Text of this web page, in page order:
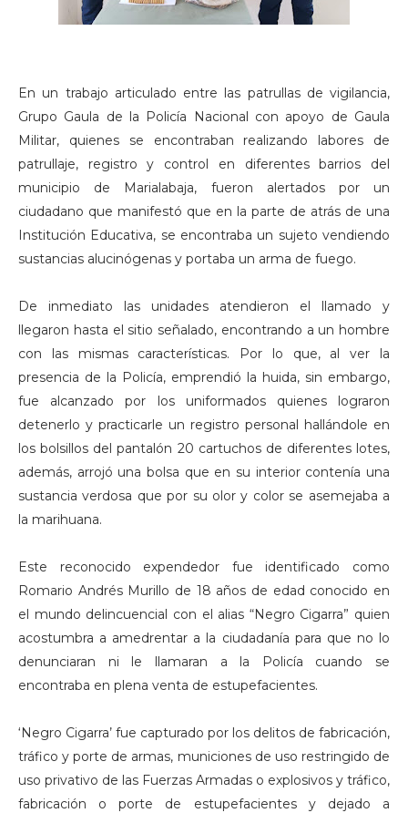
En un trabajo articulado entre las patrullas de vigilancia,
Grupo Gaula de la Policía Nacional con apoyo de Gaula
Militar, quienes se encontraban realizando labores de
patrullaje, registro y control en diferentes barrios del
municipio de Marialabaja, fueron alertados por un
ciudadano que manifestó que en la parte de atrás de una
Institución Educativa, se encontraba un sujeto vendiendo
sustancias alucinógenas y portaba un arma de fuego.
De inmediato las unidades atendieron el llamado y
llegaron hasta el sitio señalado, encontrando a un hombre
con las mismas características. Por lo que, al ver la
presencia de la Policía, emprendió la huida, sin embargo,
fue alcanzado por los uniformados quienes lograron
detenerlo y practicarle un registro personal hallándole en
los bolsillos del pantalón 20 cartuchos de diferentes lotes,
además, arrojó una bolsa que en su interior contenía una
sustancia verdosa que por su olor y color se asemejaba a
la marihuana.
Este reconocido expendedor fue identificado como
Romario Andrés Murillo de 18 años de edad conocido en
el mundo delincuencial con el alias “Negro Cigarra” quien
acostumbra a amedrentar a la ciudadanía para que no lo
denunciaran ni le llamaran a la Policía cuando se
encontraba en plena venta de estupefacientes.
‘Negro Cigarra’ fue capturado por los delitos de fabricación,
tráfico y porte de armas, municiones de uso restringido de
uso privativo de las Fuerzas Armadas o explosivos y tráfico,
fabricación o porte de estupefacientes y dejado a